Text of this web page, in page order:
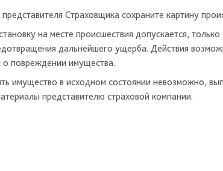
Страховщика сохраните картину
на месте происшествия допускается,
дальнейшего ущерба. Действия
о повреждении имущества.
имущество в исходном состоянии невозможно,
представителю страховой компании.